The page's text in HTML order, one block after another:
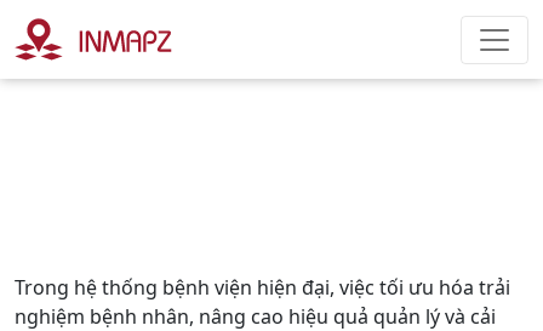
Trong hệ thống bệnh viện hiện đại, việc tối ưu hóa trải
nghiệm bệnh nhân, nâng cao hiệu quả quản lý và cải